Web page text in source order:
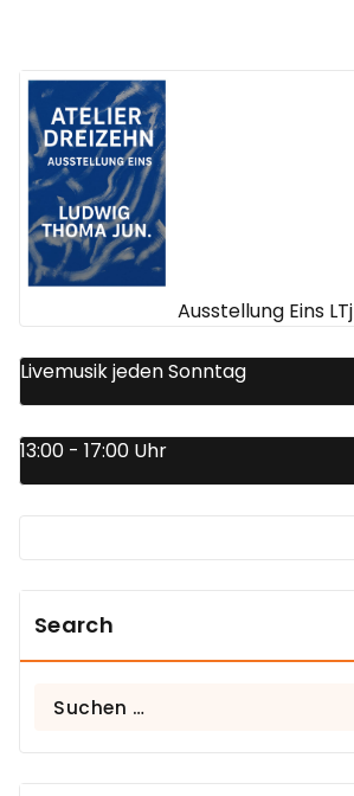
Ausstellung Eins LTj
Livemusik jeden Sonntag
13:00 - 17:00 Uhr
Search
Suchen